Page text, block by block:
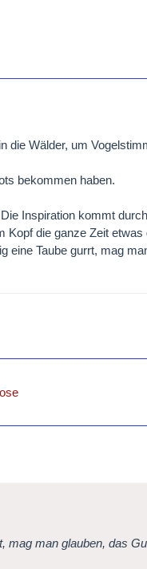
die Wälder, um
bekommen haben.
Inspiration kommt
die ganze Zeit
Taube gurrt, mag
mag man glauben, das